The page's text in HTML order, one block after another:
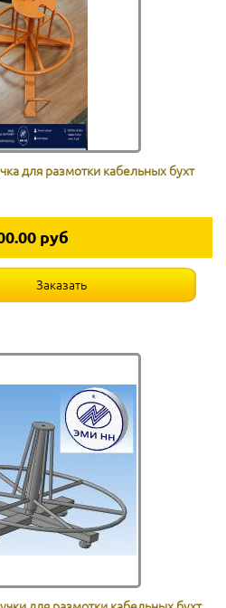
для размотки кабельных бухт
руб